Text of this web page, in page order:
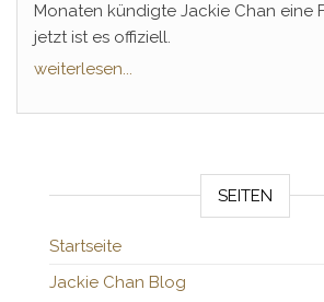
Monaten kündigte Jackie Chan eine
jetzt ist es offiziell.
weiterlesen...
SEITEN
Startseite
Jackie Chan Blog